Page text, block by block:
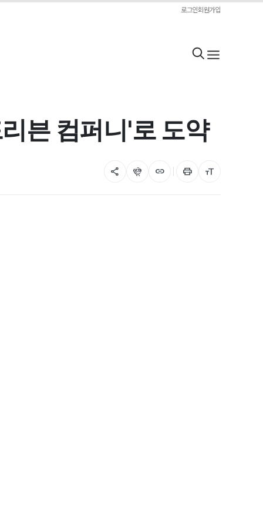
로그인회원가입
븐 컴퍼니'로 도약
share flutter_dash link print format_size